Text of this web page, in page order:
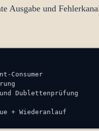
Ausgabe und
+ Wiederanlauf